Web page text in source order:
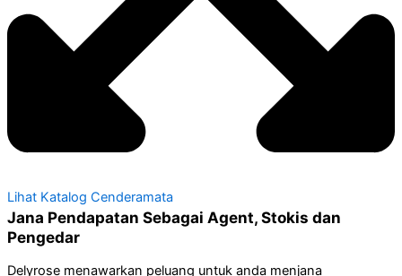
Lihat Katalog Cenderamata
Jana Pendapatan Sebagai Agent, Stokis dan
Pengedar
Delyrose menawarkan peluang untuk anda menjana